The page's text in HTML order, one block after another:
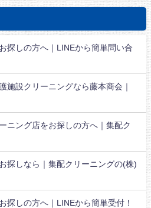
探しの方へ｜LINEから簡単問い合
施設クリーニングなら藤本商会｜
ニング店をお探しの方へ｜集配ク
探しなら｜集配クリーニングの(株)
探しの方へ｜LINEから簡単受付！